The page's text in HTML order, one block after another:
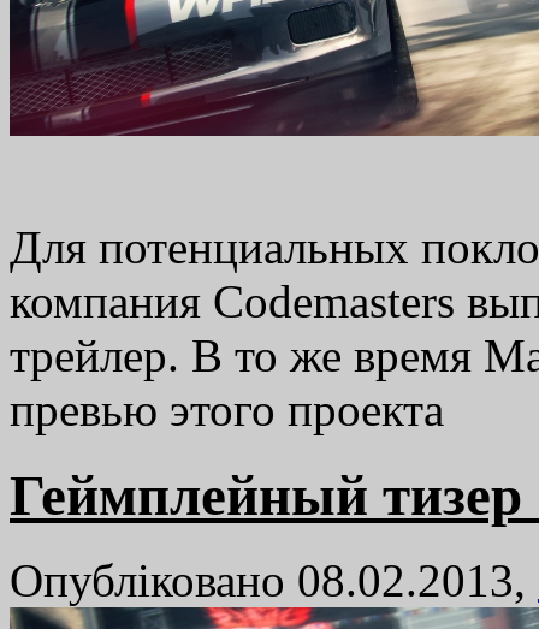
Для потенциальных
компания Codemasters
трейлер. В то же время
превью этого проекта
Геймплейный
Опубліковано 08.02.2013,